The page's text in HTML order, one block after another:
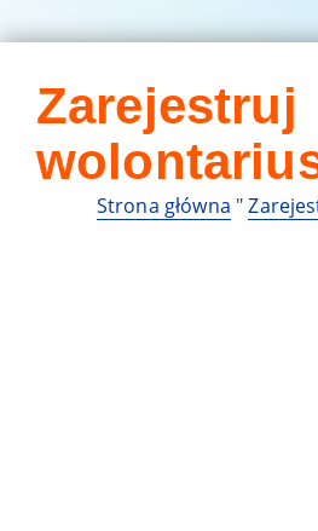
Zarejestruj
Strona główna "